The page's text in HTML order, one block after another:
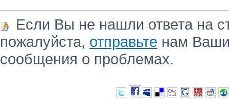
Если Вы не нашли ответа на
пожалуйста, отправьте нам
сообщения о проблемах.